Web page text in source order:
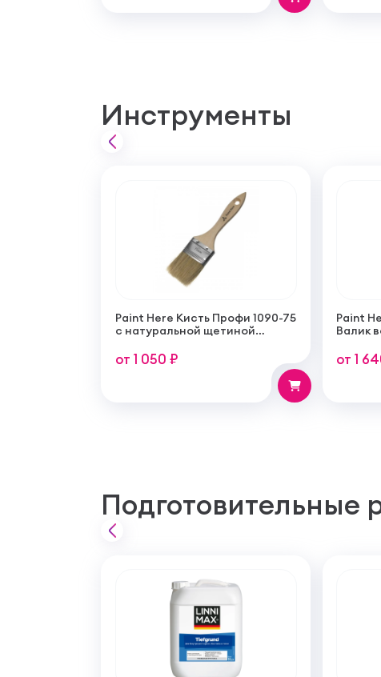
Инструменты
Paint Here Кисть Профи 1090-75
с натуральной щетиной
от 1 050 ₽
Paint
Валик
от 1
Подготовительные